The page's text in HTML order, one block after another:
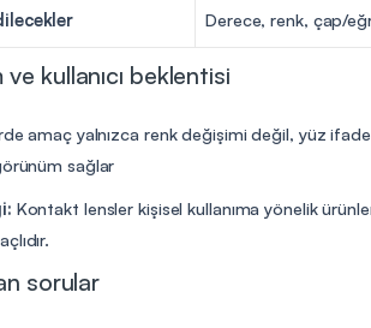
Derece, renk, çap/
kullanıcı beklentisi
amaç yalnızca renk değişimi değil, yüz
sağlar
Kontakt lensler kişisel kullanıma yönelik
sorular